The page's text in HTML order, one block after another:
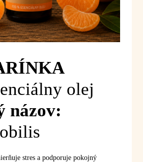
olej
názov:
stres a podporuje pokojný